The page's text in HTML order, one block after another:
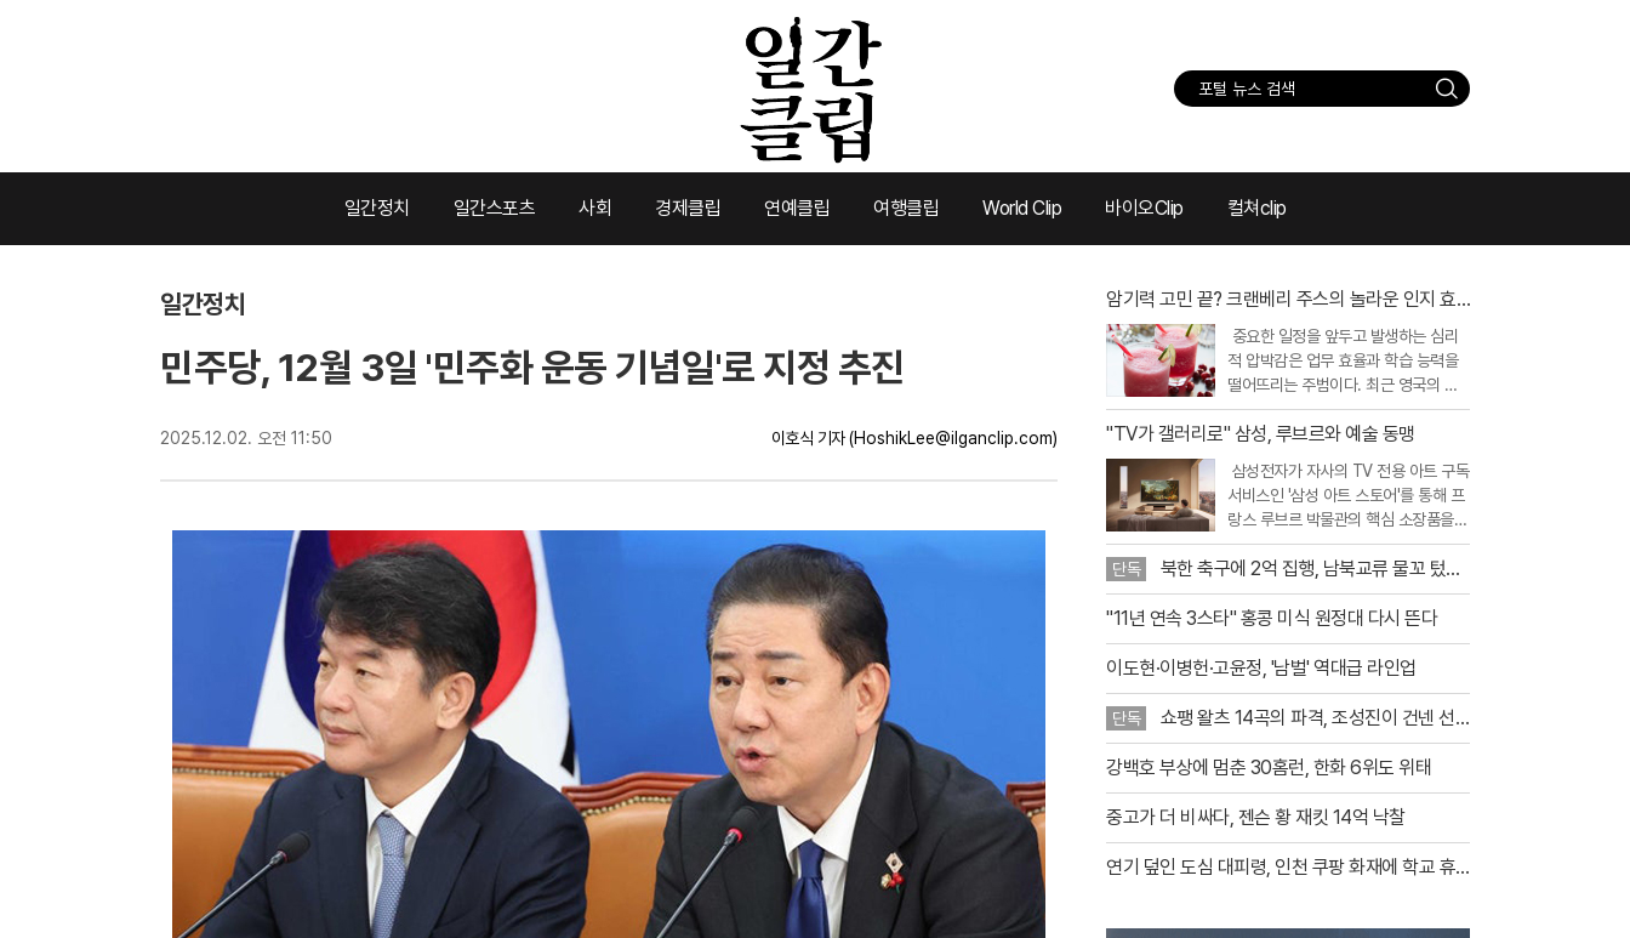
검
일간정치 일간스포츠 사회 경제클립 연예클립 여행클립 World Clip 바이오Clip 컬쳐clip
일간정치
민주당, 12월 3일 '민주화 운동 기념일'로 지정 추진
2025.12.02. 오전 11:50 이호식 기자 (HoshikLee@ilganclip.com)
암기력 고민 끝? 크랜베리 주스의 놀라운 인지 효
과
중요한 일정을 앞두고 발생하는 심리
적 압박감은 업무 효율과 학습 능력을
떨어뜨리는 주범이다. 최근 영국의 권
위 있는 연구진은 이러한 스트레스 상
황에서 크랜베리 주스 섭취가 인지 기
흥미로운 연구 결과를 내놓았다. 크랜
베리에 풍부한 특정 항산화 성분이 뇌
와 신체의 스트레스 반응
"TV가 갤러리로" 삼성, 루브르와 예술 동맹
삼성전자가 자사의 TV 전용 아트 구독
서비스인 '삼성 아트 스토어'를 통해 프
랑스 루브르 박물관의 핵심 소장품을
대거 추가하며 홈 갤러리 시대를 앞당
기고 있다. 이번 업데이트를 통해 새롭
게 공개된 작품은 총 34점으로, 기존에
제공되던 17점을 포함해 이제 이용자
들은 루브르 박물관의 대표작 51점을
집안에서
단독
나?
"11년 연속 3스타" 홍콩 미식 원정대 다시 뜬다
이도현·이병헌·고윤정, '남벌' 역대급 라인업
단독
물
강백호 부상에 멈춘 30홈런, 한화 6위도 위태
중고가 더 비싸다, 젠슨 황 재킷 14억 낙찰
연기 덮인 도심 대피령, 인천 쿠팡 화재에 학교 휴